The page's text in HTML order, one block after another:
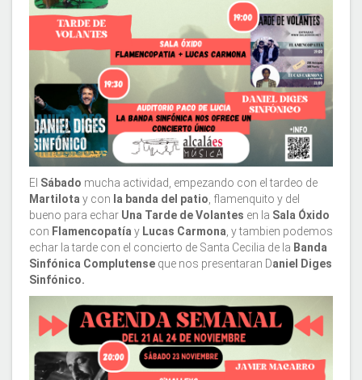
El Sábado mucha actividad, empezando con el tardeo de
Martilota y con la banda del patio , flamenquito y del
bueno para echar Una Tarde de Volantes en la Sala Óxido
con Flamencopatía y Lucas Carmona , y tambien podemos
echar la tarde con el concierto de Santa Cecilia de la Banda
Sinfónica Complutense que nos presentaran Daniel Diges
Sinfónico.